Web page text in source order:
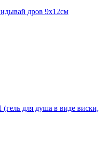
дров 9х12см
(гель для душа в виде виски,